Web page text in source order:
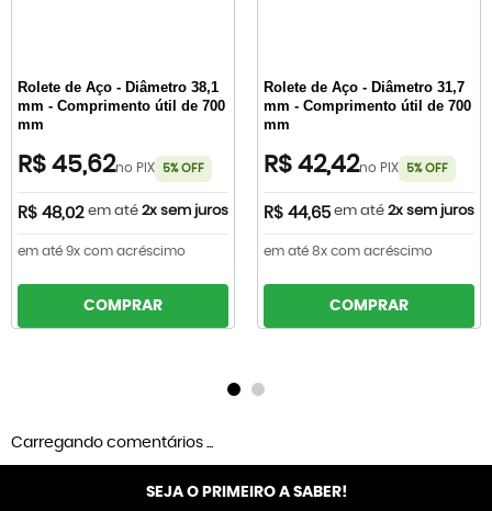
Rolete de Aço - Diâmetro 38,1
mm - Comprimento útil de 700
mm
R$ 45,62no PIX 5% OFF
R$ 48,02 em até 2x sem juros
em até 9x com acréscimo
COMPRAR
Rolete de Aço - Diâmetro 31,7
mm - Comprimento útil de 700
mm
R$ 42,42no PIX 5% OFF
R$ 44,65 em até 2x sem juros
em até 8x com acréscimo
COMPRAR
Carregando comentários ...
SEJA O PRIMEIRO A SABER!